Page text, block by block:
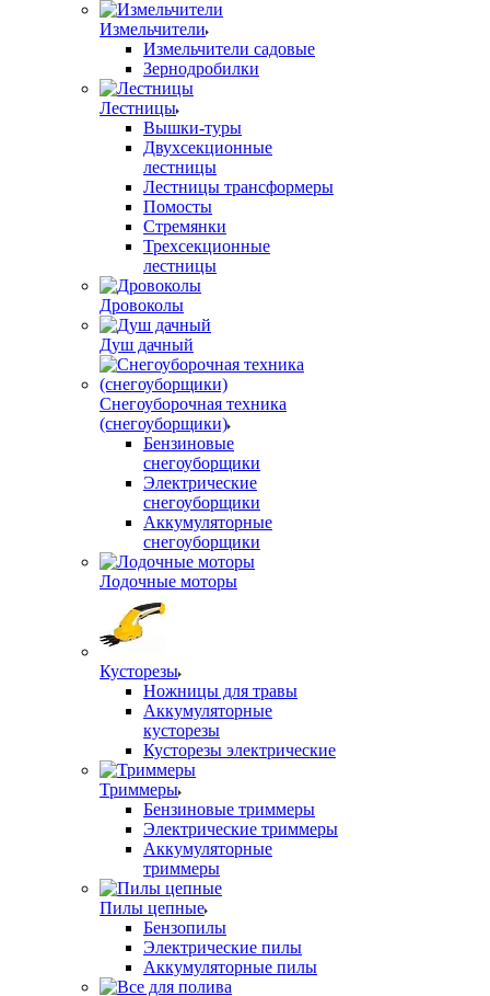
Измельчители
Измельчители садовые
Зернодробилки
Лестницы
Вышки-туры
Двухсекционные
лестницы
Лестницы трансформеры
Помосты
Стремянки
Трехсекционные
лестницы
Дровоколы
Душ дачный
Снегоуборочная техника
(снегоуборщики)
Бензиновые
снегоуборщики
Электрические
снегоуборщики
Аккумуляторные
снегоуборщики
Лодочные моторы
Кусторезы
Ножницы для травы
Аккумуляторные
кусторезы
Кусторезы электрические
Триммеры
Бензиновые триммеры
Электрические триммеры
Аккумуляторные
триммеры
Пилы цепные
Бензопилы
Электрические пилы
Аккумуляторные пилы